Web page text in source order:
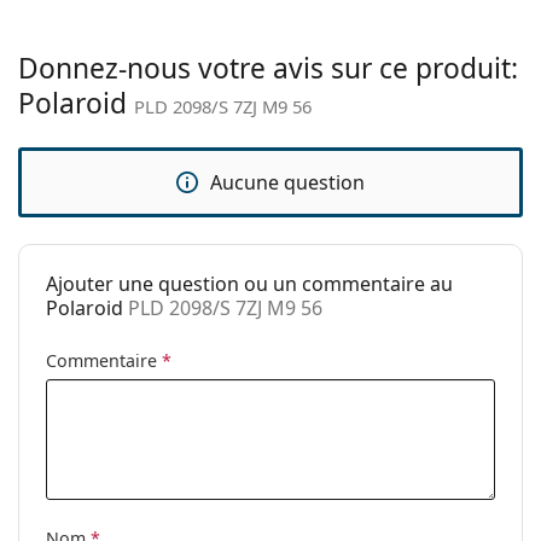
Étui:
Non
Tissu de
Oui
Catégorie:
Lunettes de soleil
Marque:
Polaroid
Mode
Code:
Donnez-nous votre avis sur ce produit:
Polaroid PLD 2098/S 7ZJ M9 56
Aucune question
Ajouter une question ou un commentaire au
Polaroid PLD 2098/S 7ZJ M9 56
Commentaire *